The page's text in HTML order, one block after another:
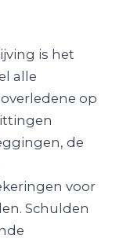
is het
alle
op
de
voor
Schulden